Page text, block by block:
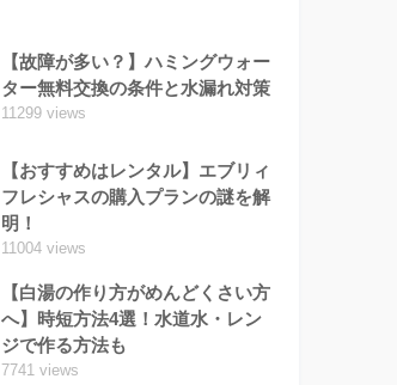
【故障が多い？】ハミングウォー
ター無料交換の条件と水漏れ対策
11299 views
【おすすめはレンタル】エブリィ
フレシャスの購入プランの謎を解
明！
11004 views
【白湯の作り方がめんどくさい方
へ】時短方法4選！水道水・レン
ジで作る方法も
7741 views